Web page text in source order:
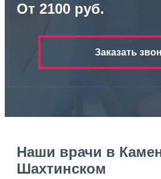
От 2100 руб.
Заказать
Наши врачи в
Шахтинском